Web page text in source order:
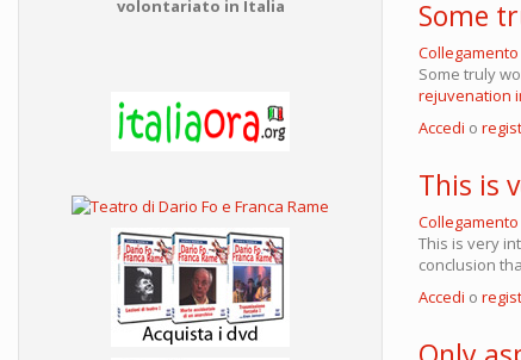
volontariato in Italia
Some
Some truly
rejuvenation
Accedi o
This is
This is very
conclusion
Accedi o